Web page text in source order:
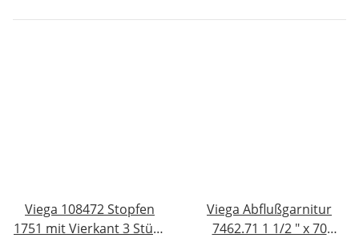
Viega 108472 Stopfen
1751 mit Vierkant 3 Stück
Viega Abflußgarnitur
7462.71 1 1/2 " x 70